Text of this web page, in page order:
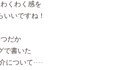
わくわく感を
いいですね！
だか
で書いた
について····